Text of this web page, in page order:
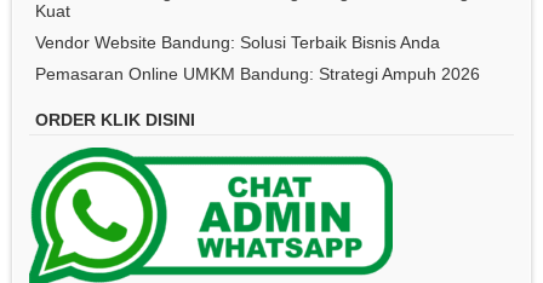
Kuat
Vendor Website Bandung: Solusi Terbaik Bisnis Anda
Pemasaran Online UMKM Bandung: Strategi Ampuh 2026
ORDER KLIK DISINI